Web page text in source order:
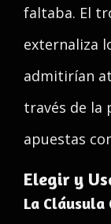
faltaba. El
externaliza
admitirían
través de la
apuestas
Elegir y
La Cláusula